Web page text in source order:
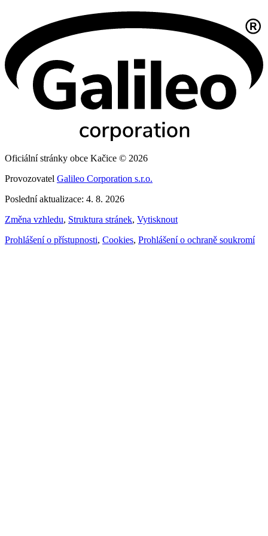
Oficiální stránky obce Kačice © 2026
Provozovatel Galileo Corporation s.r.o.
Poslední aktualizace: 4. 8. 2026
Změna vzhledu, Struktura stránek, Vytisknout
Prohlášení o přístupnosti, Cookies, Prohlášení o ochraně soukromí